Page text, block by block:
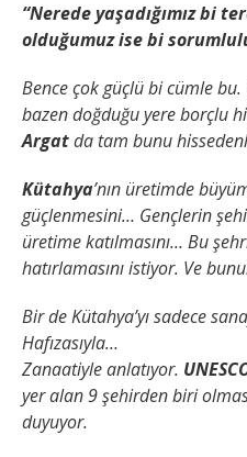
“Nerede yaşadığımız bi
olduğumuz ise bi
Bence çok güçlü bi cümle bu.
bazen doğduğu yere borçlu
Argatda tam bunu
Kütahya’nın üretimde
güçlenmesini… Gençlerin
üretime katılmasını… Bu
hatırlamasını istiyor. Ve
Bir de Kütahya’yı sadece
Hafızasıyla…
Zanaatiyle anlatıyor.
yer alan 9 şehirden biri
duyuyor.